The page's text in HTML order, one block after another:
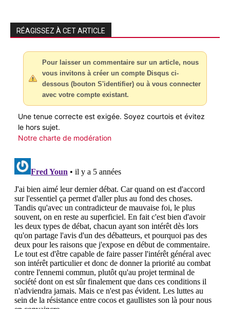
RÉAGISSEZ À CET ARTICLE
Pour laisser un commentaire sur un article, nous
vous invitons à créer un compte Disqus ci-
dessous (bouton S'identifier) ou à vous connecter
avec votre compte existant.
Une tenue correcte est exigée. Soyez courtois et évitez
le hors sujet.
Notre charte de modération